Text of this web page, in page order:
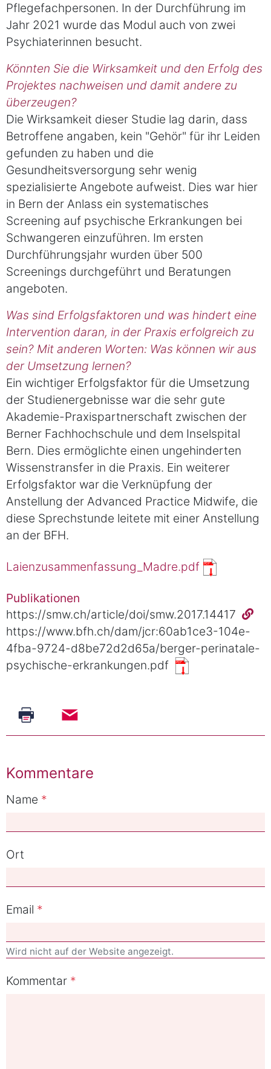
Pflegefachpersonen. In der Durchführung im
Jahr 2021 wurde das Modul auch von zwei
Psychiaterinnen besucht.
Könnten Sie die Wirksamkeit und den Erfolg des
Projektes nachweisen und damit andere zu
überzeugen?
Die Wirksamkeit dieser Studie lag darin, dass
Betroffene angaben, kein "Gehör" für ihr Leiden
gefunden zu haben und die
Gesundheitsversorgung sehr wenig
spezialisierte Angebote aufweist. Dies war hier
in Bern der Anlass ein systematisches
Screening auf psychische Erkrankungen bei
Schwangeren einzuführen. Im ersten
Durchführungsjahr wurden über 500
Screenings durchgeführt und Beratungen
angeboten.
Was sind Erfolgsfaktoren und was hindert eine
Intervention daran, in der Praxis erfolgreich zu
sein? Mit anderen Worten: Was können wir aus
der Umsetzung lernen?
Ein wichtiger Erfolgsfaktor für die Umsetzung
der Studienergebnisse war die sehr gute
Akademie-Praxispartnerschaft zwischen der
Berner Fachhochschule und dem Inselspital
Bern. Dies ermöglichte einen ungehinderten
Wissenstransfer in die Praxis. Ein weiterer
Erfolgsfaktor war die Verknüpfung der
Anstellung der Advanced Practice Midwife, die
diese Sprechstunde leitete mit einer Anstellung
an der BFH.
Laienzusammenfassung_Madre.pdf
Publikationen
https://smw.ch/article/doi/smw.2017.14417
https://www.bfh.ch/dam/jcr:60ab1ce3-104e-
4fba-9724-d8be72d2d65a/berger-perinatale-
psychische-erkrankungen.pdf
Kommentare
Name
Ort
Email
Wird nicht auf der Website angezeigt.
Kommentar